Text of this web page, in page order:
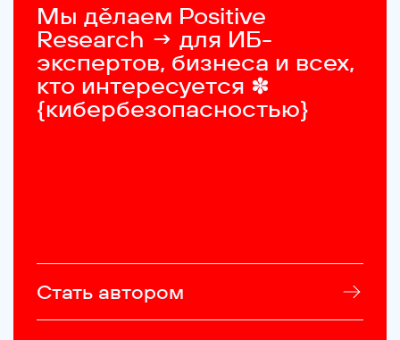
Мы дěлаем Positive
Research → для ИБ-
экспертов, бизнеса и всех,
кто интересуется ✽
{кибербезопасностью}
Стать автором